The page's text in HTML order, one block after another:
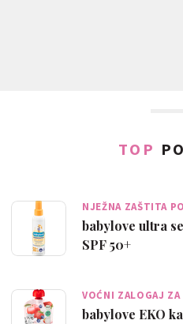
TOP
NJEŽNA ZAŠTITA
babylove ultra
SPF 50+
VOĆNI ZALOGAJ
babylove EKO